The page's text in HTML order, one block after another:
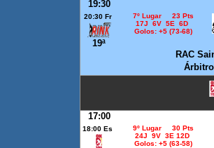
19:30
20:30 Fr
19ª
7º Lugar 23 Pts
17J 6V 5E 6D
Golos: +5 (73-68)
RAC
17:00
18:00 Es
9º Lugar 30 Pts
24J 9V 3E 12D
Golos: +5 (63-58)